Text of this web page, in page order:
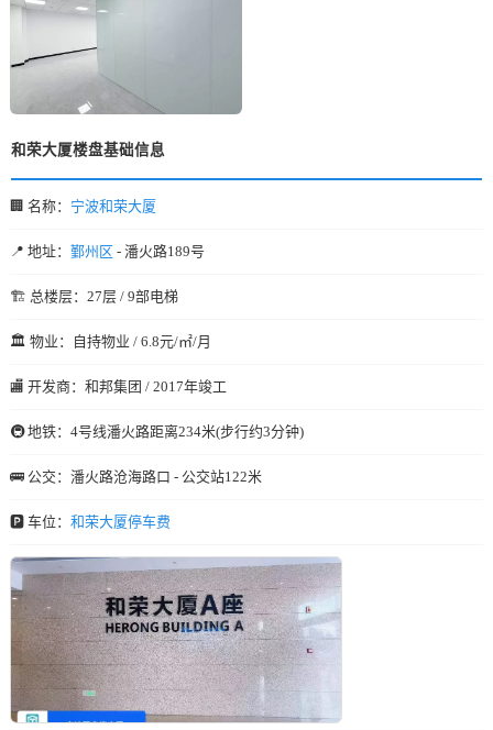
和荣大厦楼盘基础信息
🏢 名称： 宁波和荣大厦
📍 地址： 鄞州区 - 潘火路189号
🏗️ 总楼层：27层 / 9部电梯
🏛️ 物业：自持物业 / 6.8元/㎡/月
🏬 开发商：和邦集团 / 2017年竣工
🚇 地铁：4号线潘火路距离234米(步行约3分钟)
🚌 公交：潘火路沧海路口 - 公交站122米
🅿️ 车位： 和荣大厦停车费